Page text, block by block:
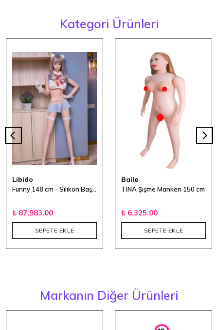
Kategori Ürünleri
Libido
₺ 87,983.00
SEPETE EKLE
Baile
TINA Şişme Manken 150 cm
₺ 6,325.00
SEPETE EKLE
Markanın Diğer Ürünleri